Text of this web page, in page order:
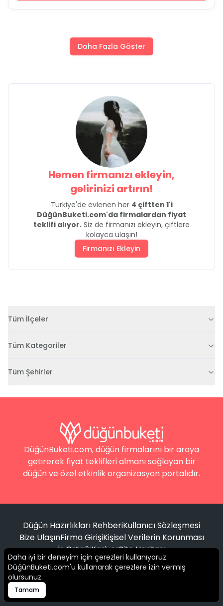
Daha Fazla Göster
Hemen firmanızı ekleyin,
gelirinizi artırın!
Türkiye'de evlenen her 4 çiftten 1'i
DüğünBuketi.com'da firmalardan fiyat
teklifi alıyor. Siz de firmanızı ekleyin, çiftlere
kolayca ulaşın!
Firmanızı Ekleyin
Tüm İlçeler
Tüm Kategoriler
Tüm Şehirler
Filtrele
DüğünBuketi.com, düğün firmalarını bir araya
getirerek fiyat teklifleri almanı sağlayan bir
düğün ve özel etkinlik organizasyon portalıdır.
Düğün Hazırlıkları RehberiKullanıcı Sözleşmesi
Bize UlaşınFirma GirişiKişisel Verilerin Korunması
İş OrtağıKariyerSite Haritası
© 2016 -
Daha iyi bir deneyim için çerezleri kullanıyoruz.
DüğünBuketi.com'u kullanarak çerezlere izin vermiş
olursunuz.
Tamam